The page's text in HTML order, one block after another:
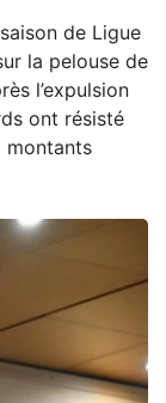
de Ligue
la pelouse de
l’expulsion
ont résisté
montants